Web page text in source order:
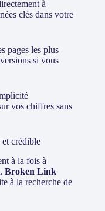
à
clés dans votre
pages les plus
si vous
vos chiffres sans
crédible
à la fois à
Broken Link
à la recherche de